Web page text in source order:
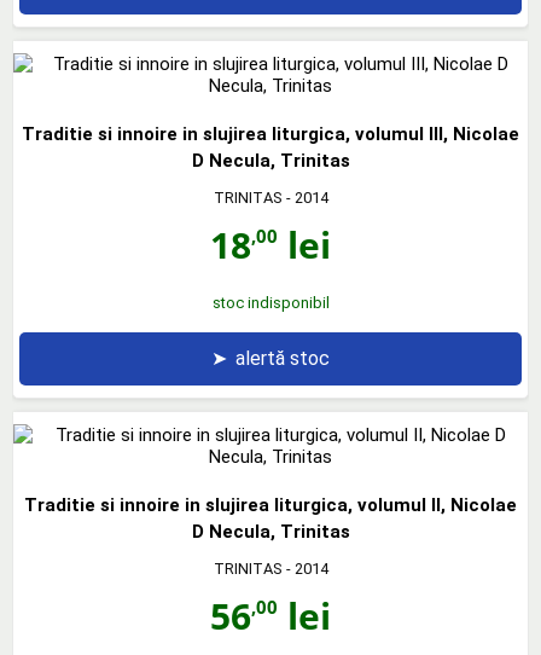
Traditie si innoire in slujirea liturgica, volumul III, Nicolae
D Necula, Trinitas
TRINITAS - 2014
18,00 lei
stoc indisponibil
➤ alertă stoc
Traditie si innoire in slujirea liturgica, volumul II, Nicolae
D Necula, Trinitas
TRINITAS - 2014
56,00 lei